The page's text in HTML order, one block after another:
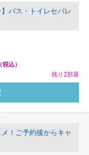
バス・トイレセパレ
税込）
残り2部屋
！ご予約後からキャ